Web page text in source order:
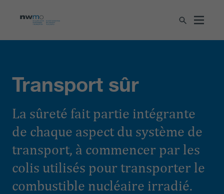
Transport sûr
La sûreté fait partie intégrante
de chaque aspect du système de
transport, à commencer par les
colis utilisés pour transporter le
combustible nucléaire irradié.